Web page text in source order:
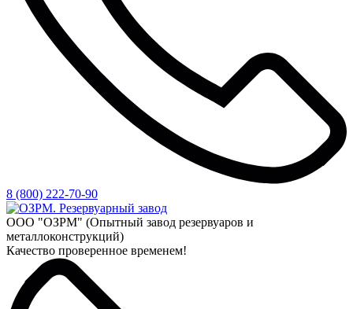
8 (800) 222-70-90
ООО "ОЗРМ" (Опытный завод резервуаров и
металлоконструкций)
Качество проверенное временем!